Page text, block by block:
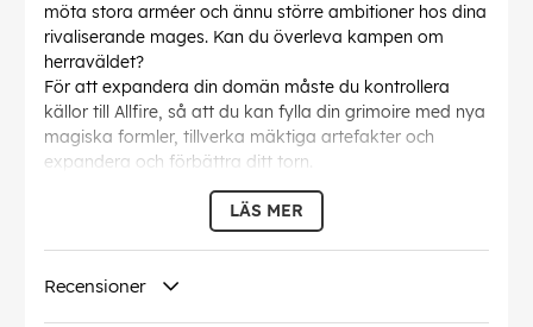
möta stora arméer och ännu större ambitioner hos dina
rivaliserande mages. Kan du överleva kampen om
herraväldet?
För att expandera din domän måste du kontrollera
källor till Allfire, så att du kan fylla din grimoire med nya
magiska formler, tillverka mäktiga artefakter och
expandera och förbättra ditt torn.
Bli en Necromancer som skapar dussintals kraftfulla
odöda, en Alchemist som kokar ihop drycker och
som skapar glyfer och magiska föremål att förse dina
LÄS MER
Recensioner